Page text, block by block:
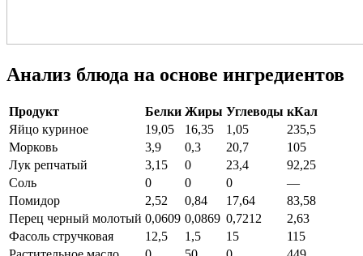
Анализ блюда на основе ингредиентов
Продукт Белки Жиры Углеводы кКал
Яйцо куриное
19,05 16,35 1,05
235,5
Морковь
3,9 0,3 20,7
105
Лук репчатый
3,15 0 23,4
92,25
Соль
0 0 0
—
Помидор
2,52 0,84 17,64
83,58
Перец черный молотый 0,0609 0,0869 0,7212
2,63
Фасоль стручковая
12,5 1,5 15
115